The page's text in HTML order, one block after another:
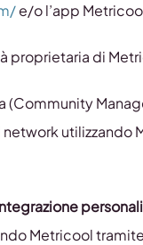
e/o l’app
proprietaria di
(Community
Metricool